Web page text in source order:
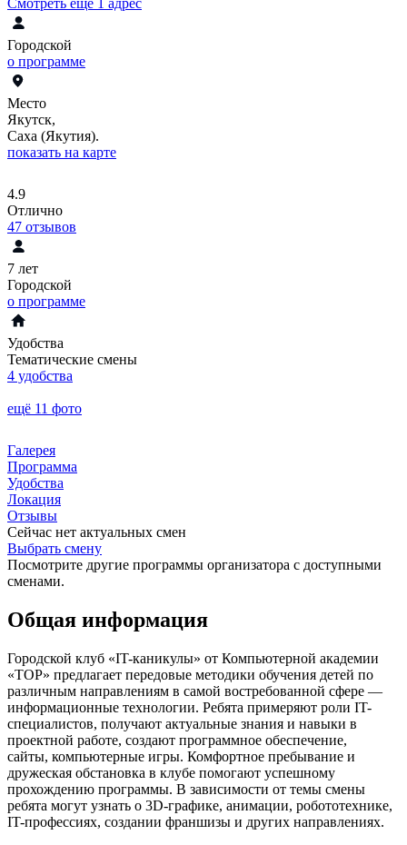
Городской
о программе
Место
Якутск,
Саха (Якутия).
показать на карте
4.9
Отлично
47 отзывов
7 лет
Городской
о программе
Удобства
Тематические смены
4 удобства
ещё 11 фото
Галерея
Программа
Удобства
Локация
Отзывы
Сейчас нет актуальных смен
Выбрать смену
Посмотрите другие программы организатора с доступными
сменами.
Общая информация
Городской клуб «IT-каникулы» от Компьютерной академии
«ТОР» предлагает передовые методики обучения детей по
различным направлениям в самой востребованной сфере —
информационные технологии. Ребята примеряют роли IT-
специалистов, получают актуальные знания и навыки в
проектной работе, создают программное обеспечение,
сайты, компьютерные игры. Комфортное пребывание и
дружеская обстановка в клубе помогают успешному
прохождению программы. В зависимости от темы смены
ребята могут узнать о 3D-графике, анимации, робототехнике,
IT-профессиях, создании франшизы и других направлениях.